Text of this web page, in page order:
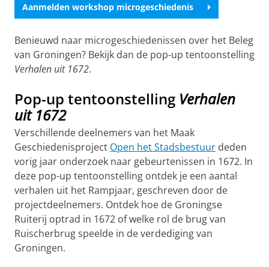
Aanmelden workshop microgeschiedenis
Benieuwd naar microgeschiedenissen over het Beleg
van Groningen? Bekijk dan de pop-up tentoonstelling
Verhalen uit 1672.
Pop-up tentoonstelling Verhalen
uit 1672
Verschillende deelnemers van het Maak
Geschiedenisproject Open het Stadsbestuur deden
vorig jaar onderzoek naar gebeurtenissen in 1672. In
deze pop-up tentoonstelling ontdek je een aantal
verhalen uit het Rampjaar, geschreven door de
projectdeelnemers. Ontdek hoe de Groningse
Ruiterij optrad in 1672 of welke rol de brug van
Ruischerbrug speelde in de verdediging van
Groningen.